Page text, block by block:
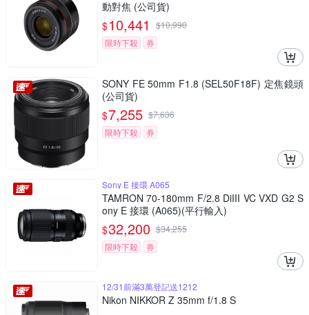
動對焦 (公司貨)
$10,441 $10,990
限時下殺
券
SONY FE 50mm F1.8 (SEL50F18F) 定焦鏡頭
(公司貨)
$7,255 $7,636
限時下殺
券
Sony E 接環 A065
TAMRON 70-180mm F/2.8 DiIII VC VXD G2 S
ony E 接環 (A065)(平行輸入)
$32,200 $34,255
限時下殺
券
12/31前滿3萬登記送1212
Nikon NIKKOR Z 35mm f/1.8 S